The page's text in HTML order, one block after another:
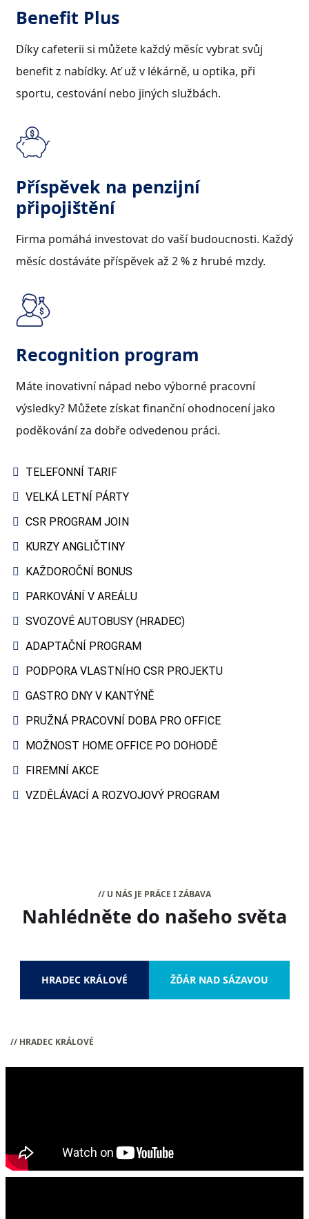
Benefit Plus
Díky cafeterii si můžete každý měsíc vybrat svůj
benefit z nabídky. Ať už v lékárně, u optika, při
sportu, cestování nebo jiných službách.
Příspěvek na penzijní
připojištění
Firma pomáhá investovat do vaší budoucnosti. Každý
měsíc dostáváte příspěvek až 2 % z hrubé mzdy.
Recognition program
Máte inovativní nápad nebo výborné pracovní
výsledky? Můžete získat finanční ohodnocení jako
poděkování za dobře odvedenou práci.
TELEFONNÍ TARIF
VELKÁ LETNÍ PÁRTY
CSR PROGRAM JOIN
KURZY ANGLIČTINY
KAŽDOROČNÍ BONUS
PARKOVÁNÍ V AREÁLU
SVOZOVÉ AUTOBUSY (HRADEC)
ADAPTAČNÍ PROGRAM
PODPORA VLASTNÍHO CSR PROJEKTU
GASTRO DNY V KANTÝNĚ
PRUŽNÁ PRACOVNÍ DOBA PRO OFFICE
MOŽNOST HOME OFFICE PO DOHODĚ
FIREMNÍ AKCE
VZDĚLÁVACÍ A ROZVOJOVÝ PROGRAM
// U NÁS JE PRÁCE I ZÁBAVA
Nahlédněte do našeho světa
HRADEC KRÁLOVÉ ŽĎÁR NAD SÁZAVOU
// HRADEC KRÁLOVÉ